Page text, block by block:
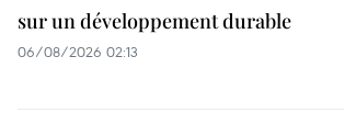
sur un développement durable
06/08/2026 02:13